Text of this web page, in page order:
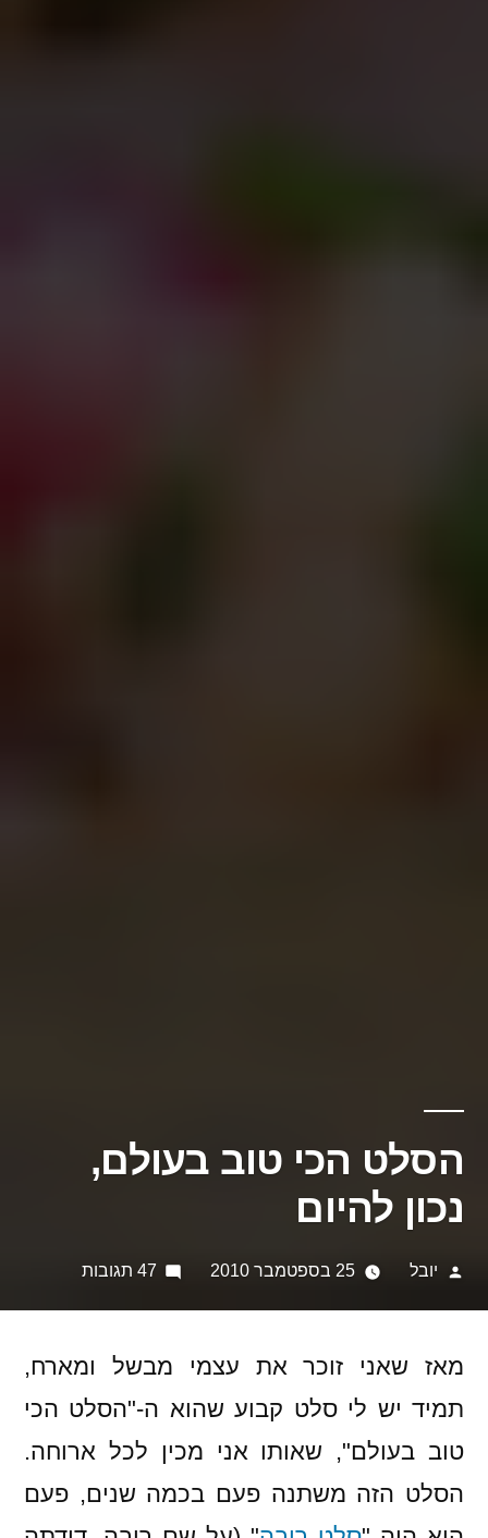
הסלט הכי טוב בעולם,
נכון להיום
פורסם
יובל 25 בספטמבר 2010 47 תגובות
על
טוב
נכון
להיום
מאז שאני זוכר את עצמי מבשל ומארח,
תמיד יש לי סלט קבוע שהוא ה-"הסלט הכי
טוב בעולם", שאותו אני מכין לכל ארוחה.
הסלט הזה משתנה פעם בכמה שנים, פעם